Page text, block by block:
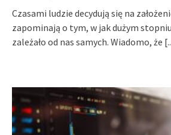
Czasami ludzie decydują się na
zapominają o tym, w jak dużym
zależało od nas samych. Wiadomo, że